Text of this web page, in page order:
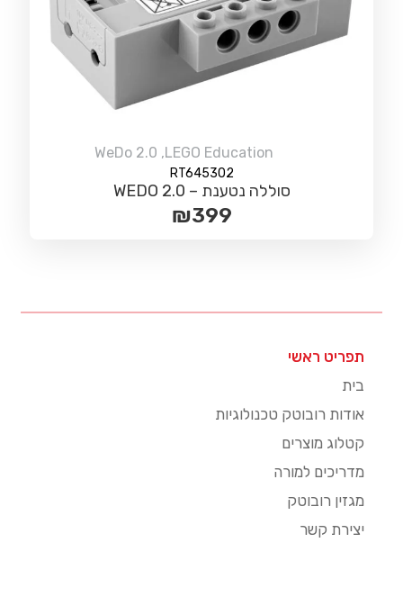
LEGO Education
,
WeDo 2.0
RT645302
סוללה נטענת – WEDO 2.0
₪399
תפריט ראשי
בית
אודות רובוטק טכנולוגיות
קטלוג מוצרים
מדריכים למורה
מגזין רובוטק
יצירת קשר